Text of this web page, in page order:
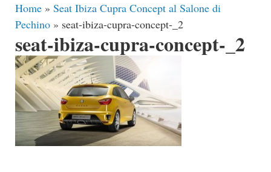
Home » Seat Ibiza Cupra Concept al Salone di
Pechino » seat-ibiza-cupra-concept-_2
seat-ibiza-cupra-concept-_2